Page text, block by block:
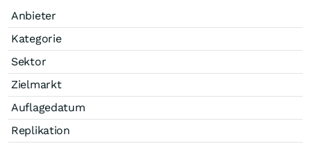
Anbieter
Kategorie
Sektor
Zielmarkt
Auflagedatum
Replikation